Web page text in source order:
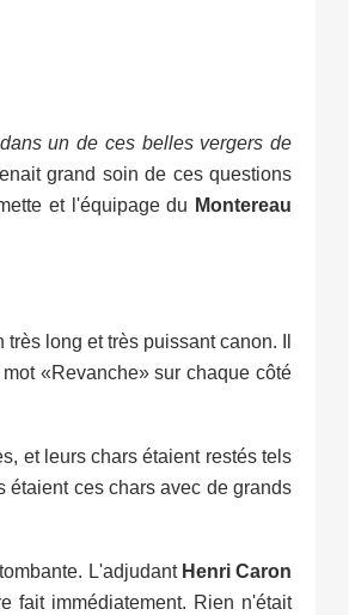
un de ces belles vergers de
grand soin de ces questions
et l'équipage du Montereau
long et très puissant canon. Il
«Revanche» sur chaque côté
et leurs chars étaient restés tels
étaient ces chars avec de grands
L'adjudant Henri Caron
fait immédiatement. Rien n'était